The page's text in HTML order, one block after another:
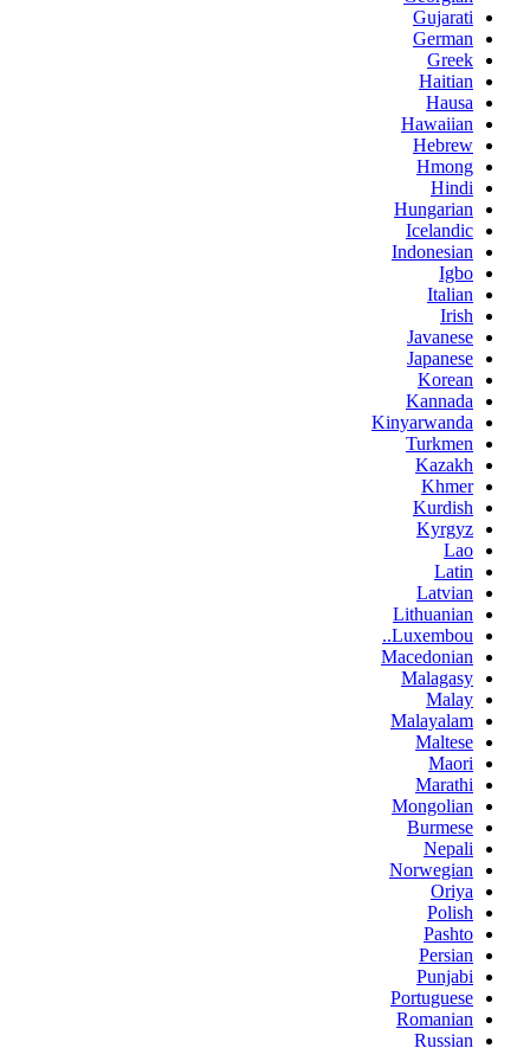
Gujarati
German
Greek
Haitian
Hausa
Hawaiian
Hebrew
Hmong
Hindi
Hungarian
Icelandic
Indonesian
Igbo
Italian
Irish
Javanese
Japanese
Korean
Kannada
Kinyarwanda
Turkmen
Kazakh
Khmer
Kurdish
Kyrgyz
Lao
Latin
Latvian
Lithuanian
Luxembou..
Macedonian
Malagasy
Malay
Malayalam
Maltese
Maori
Marathi
Mongolian
Burmese
Nepali
Norwegian
Oriya
Polish
Pashto
Persian
Punjabi
Portuguese
Romanian
Russian